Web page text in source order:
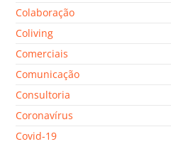
Colaboração
Coliving
Comerciais
Comunicação
Consultoria
Coronavírus
Covid-19